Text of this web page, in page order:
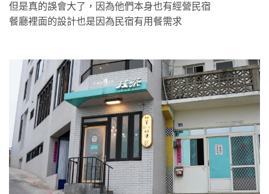
但是真的誤會大了，因為他們本身也有經營民宿
餐廳裡面的設計也是因為民宿有用餐需求